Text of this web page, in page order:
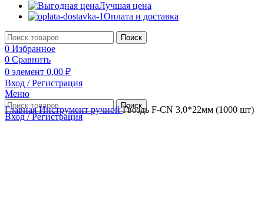
Лучшая цена
Оплата и доставка
Поиск
0 Избранное
0 Сравнить
0 элемент 0,00 ₽
Вход / Регистрация
Меню
Поиск
Вход / Регистрация
ГлавнаяИнструмент ручнойГвоздь F-CN 3,0*22мм (1000 шт)